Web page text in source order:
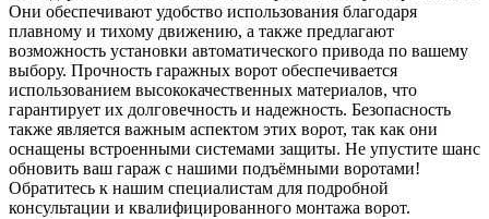
Они обеспечивают удобство использования благодаря
плавному и тихому движению, а также предлагают
возможность установки автоматического привода по вашему
выбору. Прочность гаражных ворот обеспечивается
использованием высококачественных материалов, что
гарантирует их долговечность и надежность. Безопасность
также является важным аспектом этих ворот, так как они
оснащены встроенными системами защиты. Не упустите шанс
обновить ваш гараж с нашими подъёмными воротами!
Обратитесь к нашим специалистам для подробной
консультации и квалифицированного монтажа ворот.